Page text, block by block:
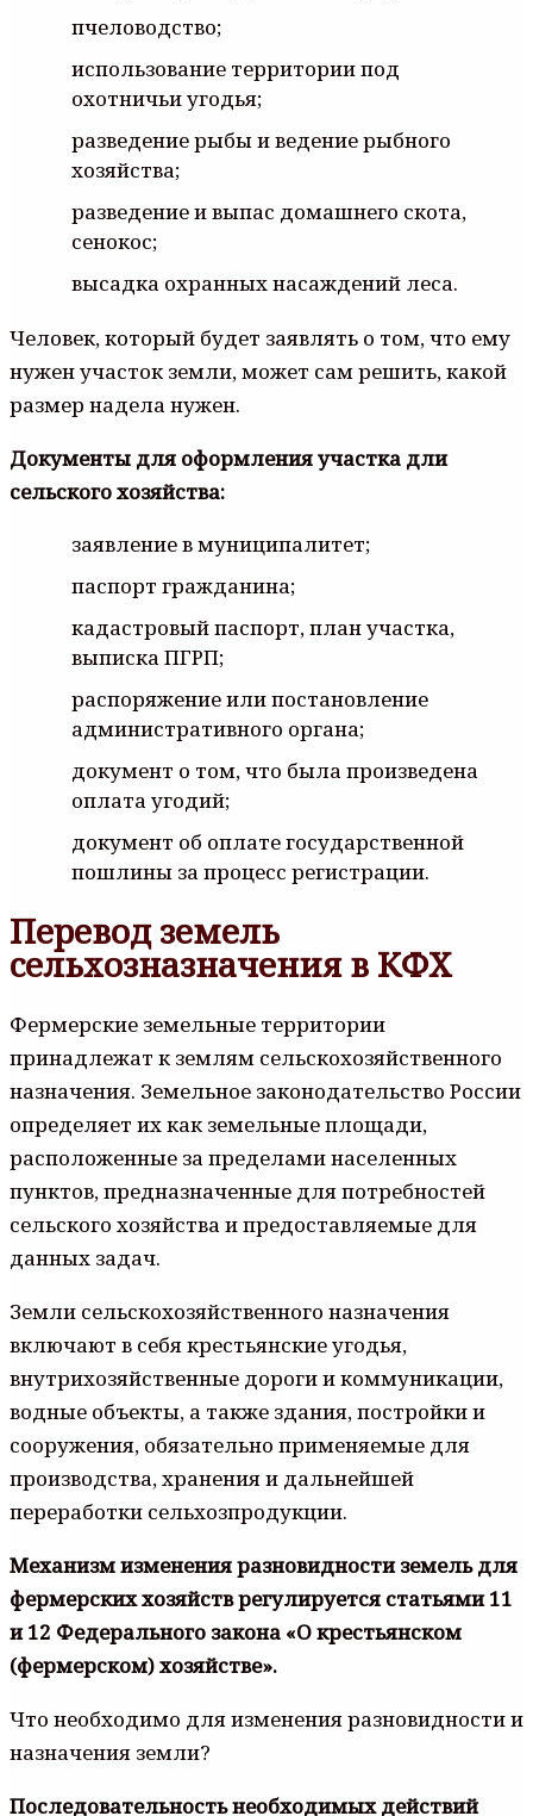
пчеловодство;
использование территории под
охотничьи угодья;
разведение рыбы и ведение рыбного
хозяйства;
разведение и выпас домашнего скота,
сенокос;
высадка охранных насаждений леса.
Человек, который будет заявлять о том, что ему
нужен участок земли, может сам решить, какой
размер надела нужен.
Документы для оформления участка дли
сельского хозяйства:
заявление в муниципалитет;
паспорт гражданина;
кадастровый паспорт, план участка,
выписка ПГРП;
распоряжение или постановление
административного органа;
документ о том, что была произведена
оплата угодий;
документ об оплате государственной
пошлины за процесс регистрации.
Перевод земель
сельхозназначения в КФХ
Фермерские земельные территории
принадлежат к землям сельскохозяйственного
назначения. Земельное законодательство России
определяет их как земельные площади,
расположенные за пределами населенных
пунктов, предназначенные для потребностей
сельского хозяйства и предоставляемые для
данных задач.
Земли сельскохозяйственного назначения
включают в себя крестьянские угодья,
внутрихозяйственные дороги и коммуникации,
водные объекты, а также здания, постройки и
сооружения, обязательно применяемые для
производства, хранения и дальнейшей
переработки сельхозпродукции.
Механизм изменения разновидности земель для
фермерских хозяйств регулируется статьями 11
и 12 Федерального закона «О крестьянском
(фермерском) хозяйстве».
Что необходимо для изменения разновидности и
назначения земли?
Последовательность необходимых действий